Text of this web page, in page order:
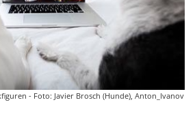
- Foto: Javier Brosch (Hunde), Anton_Ivanov